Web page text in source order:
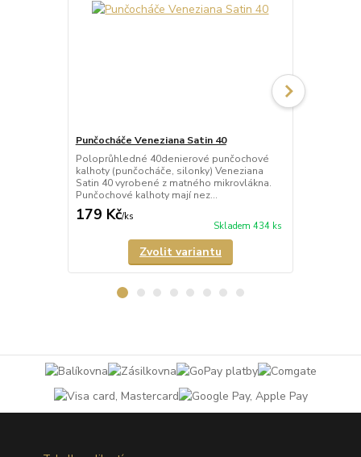
Punčocháče Veneziana Satin 40
Poloprůhledné 40denierové punčochové
kalhoty (punčocháče, silonky) Veneziana
Satin 40 vyrobené z matného mikrovlákna.
Punčochové kalhoty mají nez...
179 Kč/ks
Skladem 434 ks
Zvolit variantu